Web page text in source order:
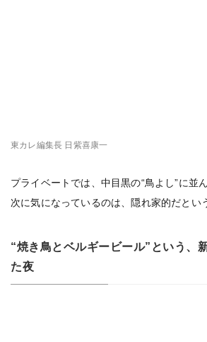
東カレ編集長 日紫喜康一
プライベートでは、中目黒の“鳥よし”に並
次に気になっているのは、隠れ家的だとい
“焼き鳥とベルギービール”という、
た夜